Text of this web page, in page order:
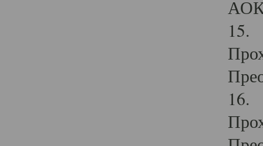
15.
16.